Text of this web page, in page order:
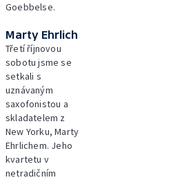
Goebbelse.
Marty Ehrlich
Třetí říjnovou
sobotu jsme se
setkali s
uznávaným
saxofonistou a
skladatelem z
New Yorku, Marty
Ehrlichem. Jeho
kvartetu v
netradičním